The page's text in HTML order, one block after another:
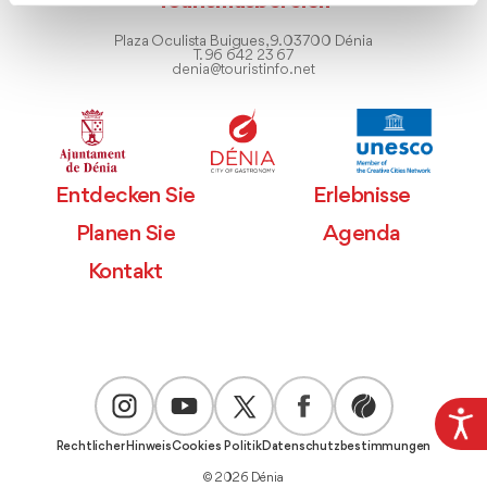
Plaza Oculista Buigues, 9. 03700 Dénia
T. 96 642 23 67
denia@touristinfo.net
Entdecken Sie
Erlebnisse
Planen Sie
Agenda
Kontakt
Rechtlicher HinweisCookies PolitikDatenschutzbestimmungen
© 2026 Dénia